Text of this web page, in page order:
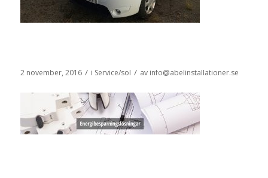
2 november, 2016 / i Service/sol / av info@abelinstallationer.se